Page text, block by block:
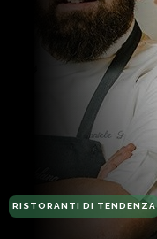
RISTORANTI DI TENDENZA